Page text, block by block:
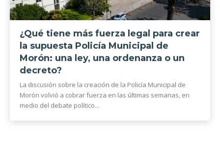
¿Qué tiene más fuerza legal para crear
la supuesta Policía Municipal de
Morón: una ley, una ordenanza o un
decreto?
La discusión sobre la creación de la Policía Municipal de
Morón volvió a cobrar fuerza en las últimas semanas, en
medio del debate político...